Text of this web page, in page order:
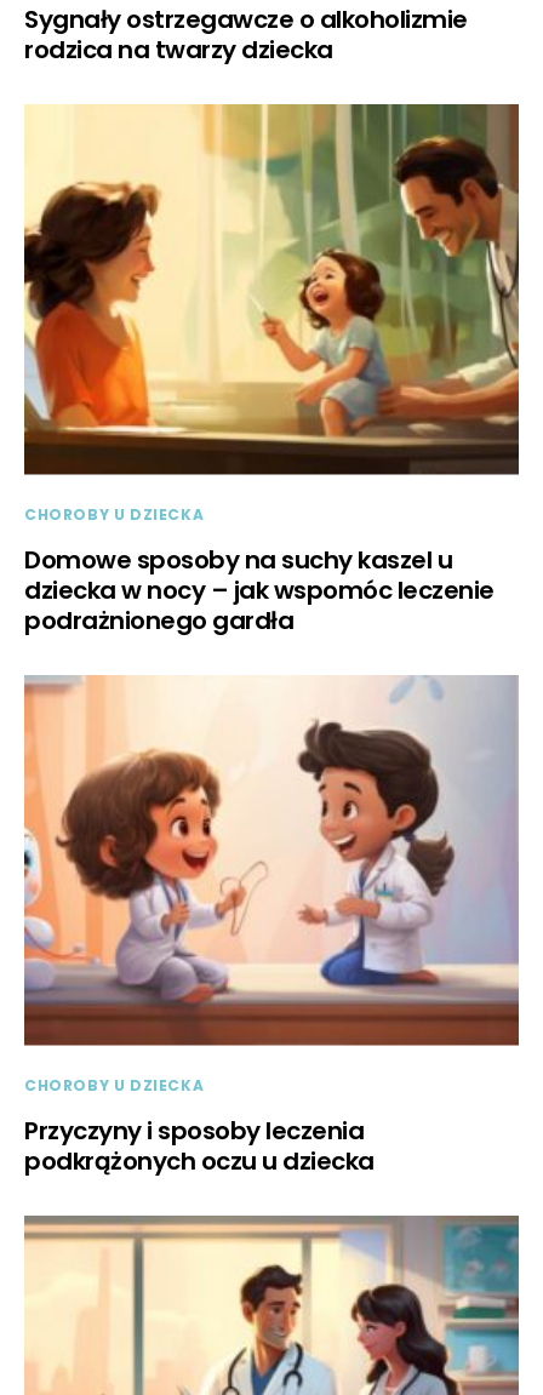
Sygnały ostrzegawcze o alkoholizmie
rodzica na twarzy dziecka
CHOROBY U DZIECKA
Domowe sposoby na suchy kaszel u
dziecka w nocy – jak wspomóc leczenie
podrażnionego gardła
CHOROBY U DZIECKA
Przyczyny i sposoby leczenia
podkrążonych oczu u dziecka